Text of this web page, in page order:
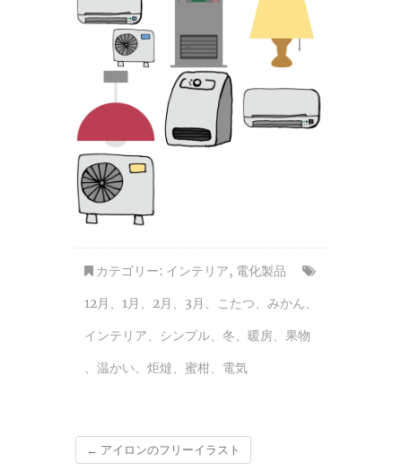
カテゴリー: インテリア, 電化製品
12月 、 1月 、 2月 、 3月 、 こたつ、 みかん、
インテリア、 シンプル、 冬、 暖房、 果物
、 温かい、 炬燵、 蜜柑、 電気
← アイロンのフリーイラスト